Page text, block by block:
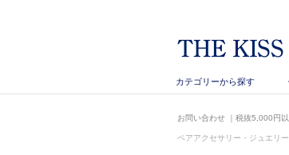
カテゴリーから探す
お問い合わせ ｜税抜5,000円
ペアアクセサリー・ジュエリ